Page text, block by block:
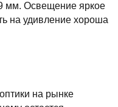
мм. Освещение яркое
на удивление хороша
на рынке